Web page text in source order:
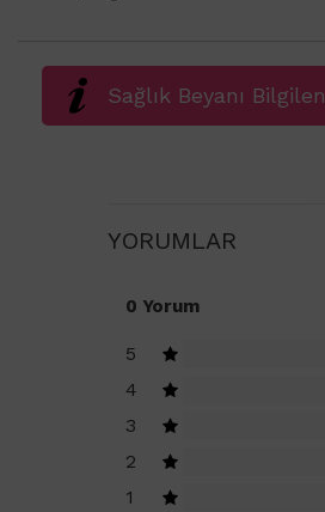
Sağlık Beyanı
YORUMLAR
0 Yorum
5
4
3
2
1